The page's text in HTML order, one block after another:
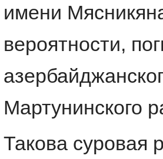
имени
вероятности,
Мартунинского
Такова суровая